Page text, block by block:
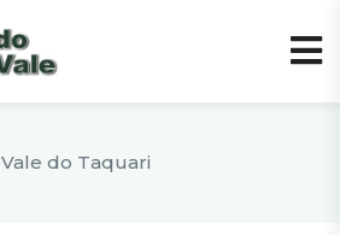
Vale do Taquari